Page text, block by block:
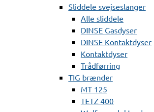
Sliddele svejseslanger
Alle sliddele
DINSE Gasdyser
DINSE Kontaktdyser
Kontaktdyser
Trådførring
TIG brænder
MT 125
TETZ 400